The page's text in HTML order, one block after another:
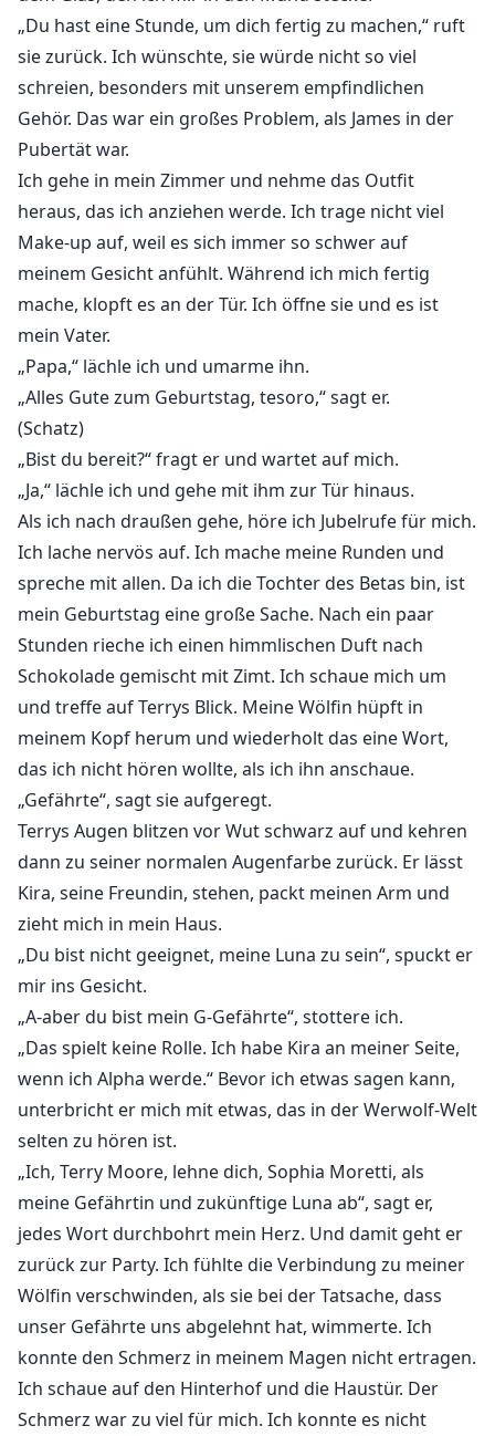
„Du hast eine Stunde, um dich fertig zu machen,“ ruft
sie zurück. Ich wünschte, sie würde nicht so viel
schreien, besonders mit unserem empfindlichen
Gehör. Das war ein großes Problem, als James in der
Pubertät war.
Ich gehe in mein Zimmer und nehme das Outfit
heraus, das ich anziehen werde. Ich trage nicht viel
Make-up auf, weil es sich immer so schwer auf
meinem Gesicht anfühlt. Während ich mich fertig
mache, klopft es an der Tür. Ich öffne sie und es ist
mein Vater.
„Papa,“ lächle ich und umarme ihn.
„Alles Gute zum Geburtstag, tesoro,“ sagt er.
(Schatz)
„Bist du bereit?“ fragt er und wartet auf mich.
„Ja,“ lächle ich und gehe mit ihm zur Tür hinaus.
Als ich nach draußen gehe, höre ich Jubelrufe für mich.
Ich lache nervös auf. Ich mache meine Runden und
spreche mit allen. Da ich die Tochter des Betas bin, ist
mein Geburtstag eine große Sache. Nach ein paar
Stunden rieche ich einen himmlischen Duft nach
Schokolade gemischt mit Zimt. Ich schaue mich um
und treffe auf Terrys Blick. Meine Wölfin hüpft in
meinem Kopf herum und wiederholt das eine Wort,
das ich nicht hören wollte, als ich ihn anschaue.
„Gefährte“, sagt sie aufgeregt.
Terrys Augen blitzen vor Wut schwarz auf und kehren
dann zu seiner normalen Augenfarbe zurück. Er lässt
Kira, seine Freundin, stehen, packt meinen Arm und
zieht mich in mein Haus.
„Du bist nicht geeignet, meine Luna zu sein“, spuckt er
mir ins Gesicht.
„A-aber du bist mein G-Gefährte“, stottere ich.
„Das spielt keine Rolle. Ich habe Kira an meiner Seite,
wenn ich Alpha werde.“ Bevor ich etwas sagen kann,
unterbricht er mich mit etwas, das in der Werwolf-Welt
selten zu hören ist.
„Ich, Terry Moore, lehne dich, Sophia Moretti, als
meine Gefährtin und zukünftige Luna ab“, sagt er,
jedes Wort durchbohrt mein Herz. Und damit geht er
zurück zur Party. Ich fühlte die Verbindung zu meiner
Wölfin verschwinden, als sie bei der Tatsache, dass
unser Gefährte uns abgelehnt hat, wimmerte. Ich
konnte den Schmerz in meinem Magen nicht ertragen.
Ich schaue auf den Hinterhof und die Haustür. Der
Schmerz war zu viel für mich. Ich konnte es nicht